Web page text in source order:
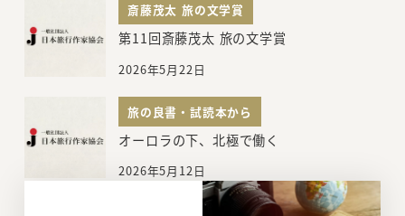
斎藤茂太 旅の文学賞
第11回斎藤茂太 旅の文学賞
2026年5月22日
旅の良書・試読本から
オーロラの下、北極で働く
2026年5月12日